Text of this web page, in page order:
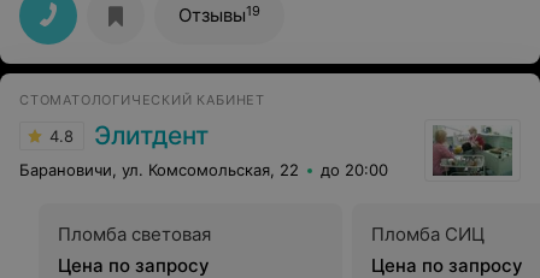
Отзывы19
СТОМАТОЛОГИЧЕСКИЙ КАБИНЕТ
4.8 Элитдент
Барановичи, ул. Комсомольская, 22 до 20:00
Пломба световая
Цена по запросу
Пломба СИЦ
Цена по запросу